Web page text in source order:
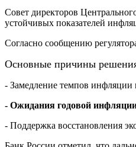
Совет директоров
устойчивых показателей
Согласно сообщению
Основные причины
- Замедление темпов
- Ожидания годовой
- Поддержка восстановления